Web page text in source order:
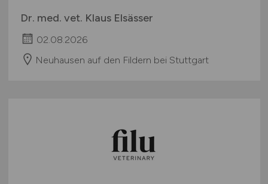
Dr. med. vet. Klaus Elsässer
02.08.2026
Neuhausen auf den Fildern bei Stuttgart